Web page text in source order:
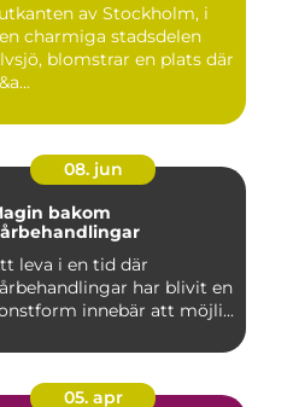
av Stockholm, i
charmiga stadsdelen
blomstrar en plats där
08. jun
bakom
leva i en tid där
har blivit en
innebär att möjli...
05. apr